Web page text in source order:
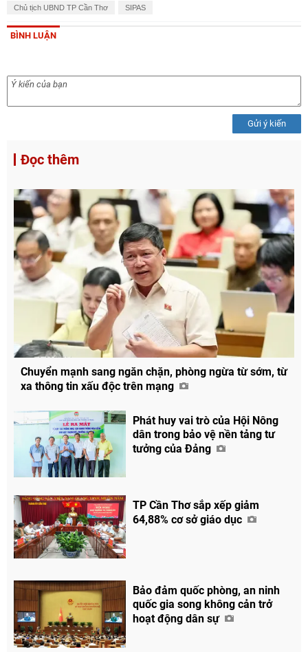
Chủ tịch UBND TP Cần Thơ SIPAS
BÌNH LUẬN
Gửi ý kiến
Đọc thêm
Chuyển mạnh sang ngăn chặn, phòng ngừa từ sớm, từ
xa thông tin xấu độc trên mạng
Phát huy vai trò của Hội Nông
dân trong bảo vệ nền tảng tư
tưởng của Đảng
TP Cần Thơ sắp xếp giảm
64,88% cơ sở giáo dục
Bảo đảm quốc phòng, an ninh
quốc gia song không cản trở
hoạt động dân sự